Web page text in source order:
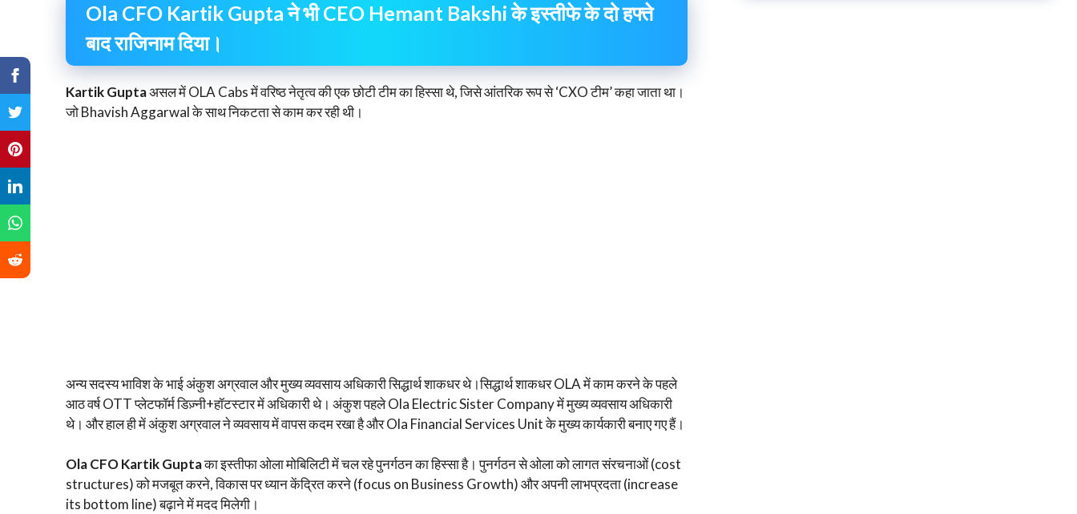
Ola CFO Kartik Gupta ने भी CEO Hemant Bakshi के इस्तीफे के दो हफ्ते
बाद राजिनाम दिया।
Kartik Guptaअसल में OLA Cabs में वरिष्ठ नेतृत्व की एक छोटी टीम का हिस्सा थे, जिसे आंतरिक रूप से ‘CXO टीम’ कहा जाता था।
जो Bhavish Aggarwal के साथ निकटता से काम कर रही थी।
अन्य सदस्य भाविश के भाई अंकुश अग्रवाल और मुख्य व्यवसाय अधिकारी सिद्धार्थ शाकधर थे।सिद्धार्थ शाकधर OLA में काम करने के पहले
आठ वर्ष OTT प्लेटफॉर्म डिज़्नी+हॉटस्टार में अधिकारी थे। अंकुश पहले Ola Electric Sister Company में मुख्य व्यवसाय अधिकारी
थे। और हाल ही में अंकुश अग्रवाल ने व्यवसाय में वापस कदम रखा है और Ola Financial Services Unit के मुख्य कार्यकारी बनाए गए हैं।
Ola CFO Kartik Guptaका इस्तीफा ओला मोबिलिटी में चल रहे पुनर्गठन का हिस्सा है। पुनर्गठन से ओला को लागत संरचनाओं (cost
structures) को मजबूत करने, विकास पर ध्यान केंद्रित करने (focus on Business Growth) और अपनी लाभप्रदता (increase
its bottom line) बढ़ाने में मदद मिलेगी।